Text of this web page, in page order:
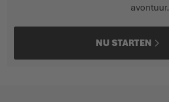
avontuur.
NU STARTEN